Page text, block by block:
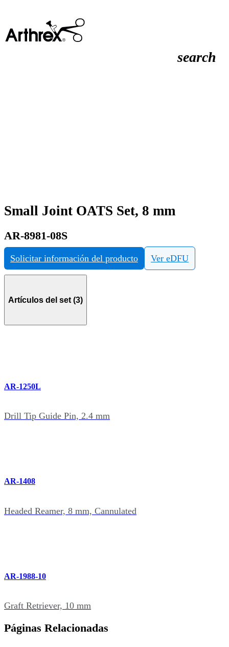
search
Small Joint OATS Set, 8 mm
AR-8981-08S
Solicitar información del producto Ver eDFU
Artículos del set (3)
AR-1250L
Drill Tip Guide Pin, 2.4 mm
AR-1408
Headed Reamer, 8 mm, Cannulated
AR-1988-10
Graft Retriever, 10 mm
Páginas Relacionadas